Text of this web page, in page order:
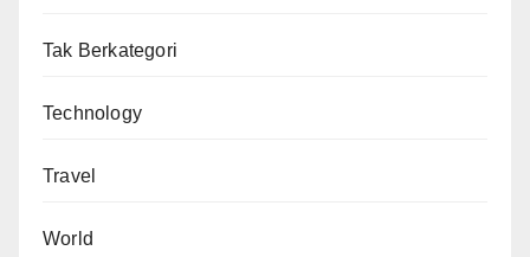
Tak Berkategori
Technology
Travel
World